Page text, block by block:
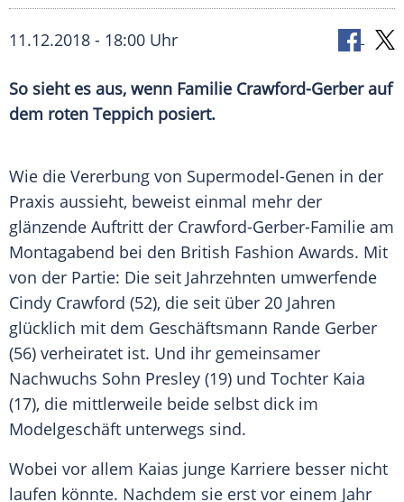
11.12.2018 - 18:00 Uhr
So sieht es aus, wenn Familie Crawford-Gerber auf
dem roten Teppich posiert.
Wie die Vererbung von Supermodel-Genen in der
Praxis aussieht, beweist einmal mehr der
glänzende Auftritt der Crawford-Gerber-Familie am
Montagabend bei den British Fashion Awards. Mit
von der Partie: Die seit Jahrzehnten umwerfende
Cindy Crawford (52), die seit über 20 Jahren
glücklich mit dem Geschäftsmann Rande Gerber
(56) verheiratet ist. Und ihr gemeinsamer
Nachwuchs Sohn Presley (19) und Tochter Kaia
(17), die mittlerweile beide selbst dick im
Modelgeschäft unterwegs sind.
Wobei vor allem Kaias junge Karriere besser nicht
laufen könnte. Nachdem sie erst vor einem Jahr